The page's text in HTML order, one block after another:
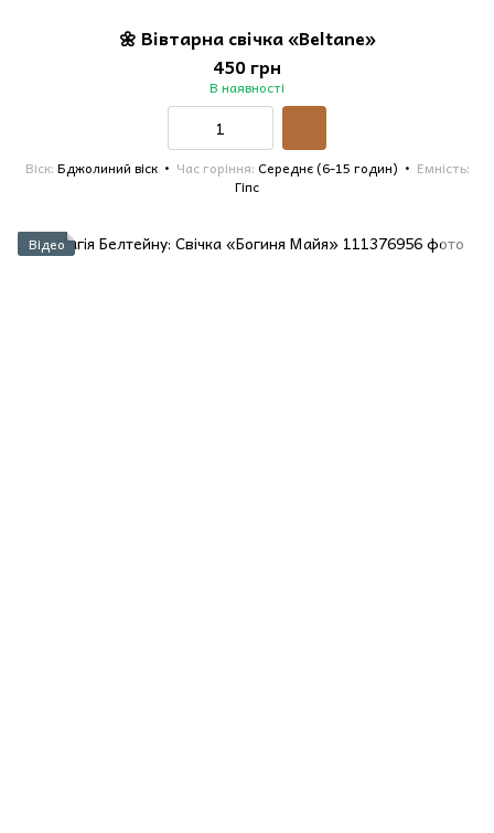
🌼 Вівтарна свічка «Beltane»
450 грн
В наявності
Віск Бджолиний віск Час горіння Середнє (6-15 годин)
Емність
Гіпс
Відео